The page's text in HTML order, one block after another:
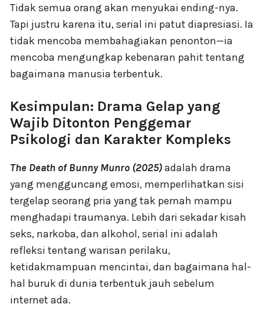
Tidak semua orang akan menyukai ending-nya.
Tapi justru karena itu, serial ini patut diapresiasi. Ia
tidak mencoba membahagiakan penonton—ia
mencoba mengungkap kebenaran pahit tentang
bagaimana manusia terbentuk.
Kesimpulan: Drama Gelap yang
Wajib Ditonton Penggemar
Psikologi dan Karakter Kompleks
The Death of Bunny Munro (2025)adalah drama
yang mengguncang emosi, memperlihatkan sisi
tergelap seorang pria yang tak pernah mampu
menghadapi traumanya. Lebih dari sekadar kisah
seks, narkoba, dan alkohol, serial ini adalah
refleksi tentang warisan perilaku,
ketidakmampuan mencintai, dan bagaimana hal-
hal buruk di dunia terbentuk jauh sebelum
internet ada.